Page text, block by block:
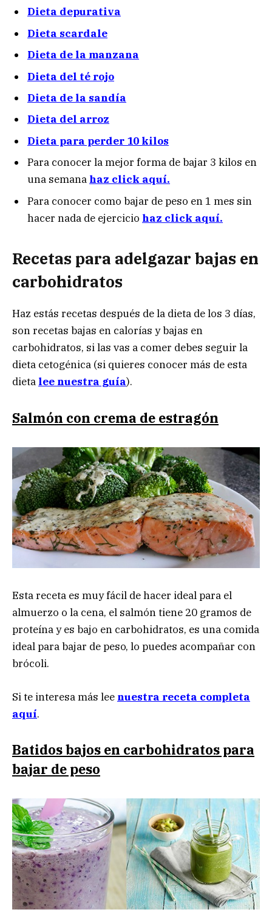
Dieta depurativa
Dieta scardale
Dieta de la manzana
Dieta del té rojo
Dieta de la sandía
Dieta del arroz
Dieta para perder 10 kilos
Para conocer la mejor forma de bajar 3 kilos en
una semana haz click aquí.
Para conocer como bajar de peso en 1 mes sin
hacer nada de ejercicio haz click aquí.
Recetas para adelgazar bajas en
carbohidratos
Haz estás recetas después de la dieta de los 3 días,
son recetas bajas en calorías y bajas en
carbohidratos, si las vas a comer debes seguir la
dieta cetogénica (si quieres conocer más de esta
dieta lee nuestra guía).
Salmón con crema de estragón
Esta receta es muy fácil de hacer ideal para el
almuerzo o la cena, el salmón tiene 20 gramos de
proteína y es bajo en carbohidratos, es una comida
ideal para bajar de peso, lo puedes acompañar con
brócoli.
Si te interesa más lee nuestra receta completa
aquí.
Batidos bajos en carbohidratos para
bajar de peso